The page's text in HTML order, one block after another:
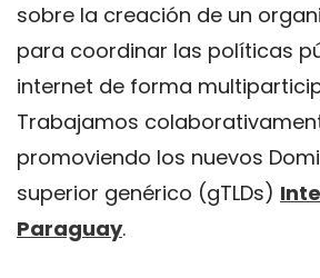
sobre la creación de un
para coordinar las políticas
internet de forma
Trabajamos
promoviendo los nuevos
superior genérico (gTLDs)
Paraguay.